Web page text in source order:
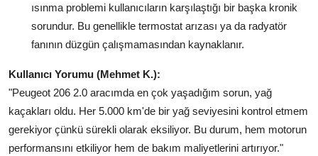
ısınma problemi kullanıcıların karşılaştığı bir başka kronik
sorundur. Bu genellikle termostat arızası ya da radyatör
fanının düzgün çalışmamasından kaynaklanır.
Kullanıcı Yorumu (Mehmet K.):
"Peugeot 206 2.0 aracımda en çok yaşadığım sorun, yağ
kaçakları oldu. Her 5.000 km'de bir yağ seviyesini kontrol etmem
gerekiyor çünkü sürekli olarak eksiliyor. Bu durum, hem motorun
performansını etkiliyor hem de bakım maliyetlerini artırıyor."